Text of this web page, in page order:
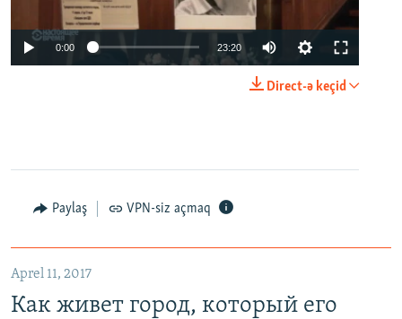
0:00 23:20
Direct-ə keçid
Paylaş VPN-siz açmaq
Aprel 11, 2017
Как живет город, который его